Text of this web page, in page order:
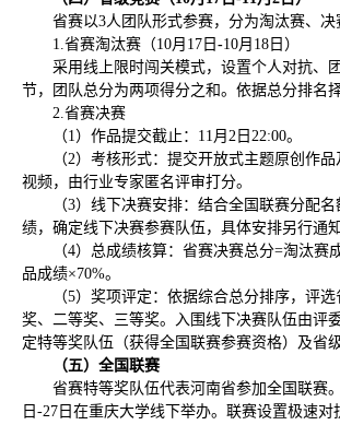
省赛以3人团队形式参赛，分为淘汰赛、决
1.省赛淘汰赛（10月17日 -10月18日）
采用线上限时闯关模式，设置个人对抗、
节，团队总分为两项得分之和。依据总分排名
2.省赛决赛
（1）作品提交截止：11月2日22:00。
（2）考核形式：提交开放式主题原创作
视频，由行业专家匿名评审打分。
（3）线下决赛安排：结合全国联赛分配
绩，确定线下决赛参赛队伍，具体安排另行通知
（4）总成绩核算：省赛决赛总分=淘汰赛
品成绩×70%。
（5）奖项评定：依据综合总分排序，评
奖、二等奖、三等奖。入围线下决赛队伍由评
定特等奖队伍（获得全国联赛参赛资格）及省
（五）全国联赛
省赛特等奖队伍代表河南省参加全国联赛
日-27日在重庆大学线下举办。联赛设置极速对